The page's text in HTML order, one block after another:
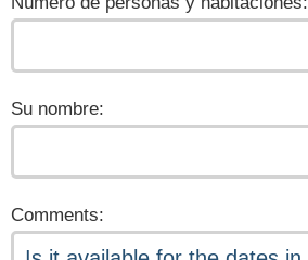
Su nombre:
Comments: